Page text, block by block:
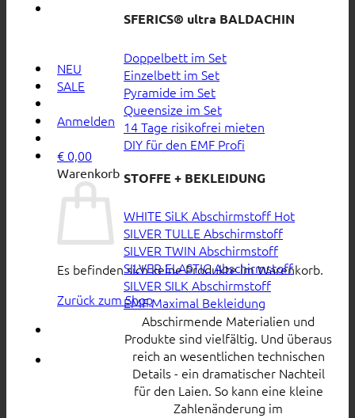
NEU
SALE
Anmelden
€ 0,00
Warenkorb
Es befinden sich keine Produkte im Warenkorb.
Zurück zum Shop
SFERICS® ultra BALDACHIN
Doppelbett im Set
Einzelbett im Set
Pyramide im Set
Queensize im Set
14 Tage risikofrei mieten
DIY für den EMF Profi
STOFFE + BEKLEIDUNG
WHITE SiLK Abschirmstoff
SILVER TULLE Abschirmstoff
SILVER TWIN Abschirmstoff
SILVER ELASTIC Abschirmstoff
SILVER SILK Abschirmstoff
EMF Maximal Bekleidung
Abschirmende Materialien und
Produkte sind vielfältig. Und überaus
reich an wesentlichen technischen
Details - ein dramatischer Nachteil
für den Laien. So kann eine kleine
Zahlenänderung im